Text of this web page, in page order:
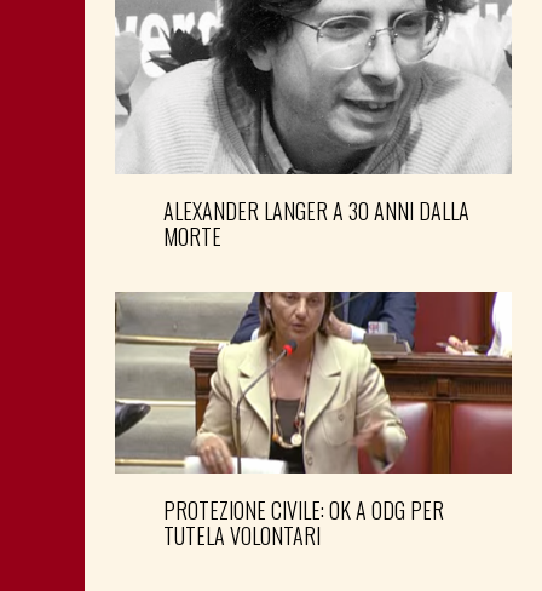
ALEXANDER LANGER A 30 ANNI DALLA
MORTE
PROTEZIONE CIVILE: OK A ODG PER
TUTELA VOLONTARI